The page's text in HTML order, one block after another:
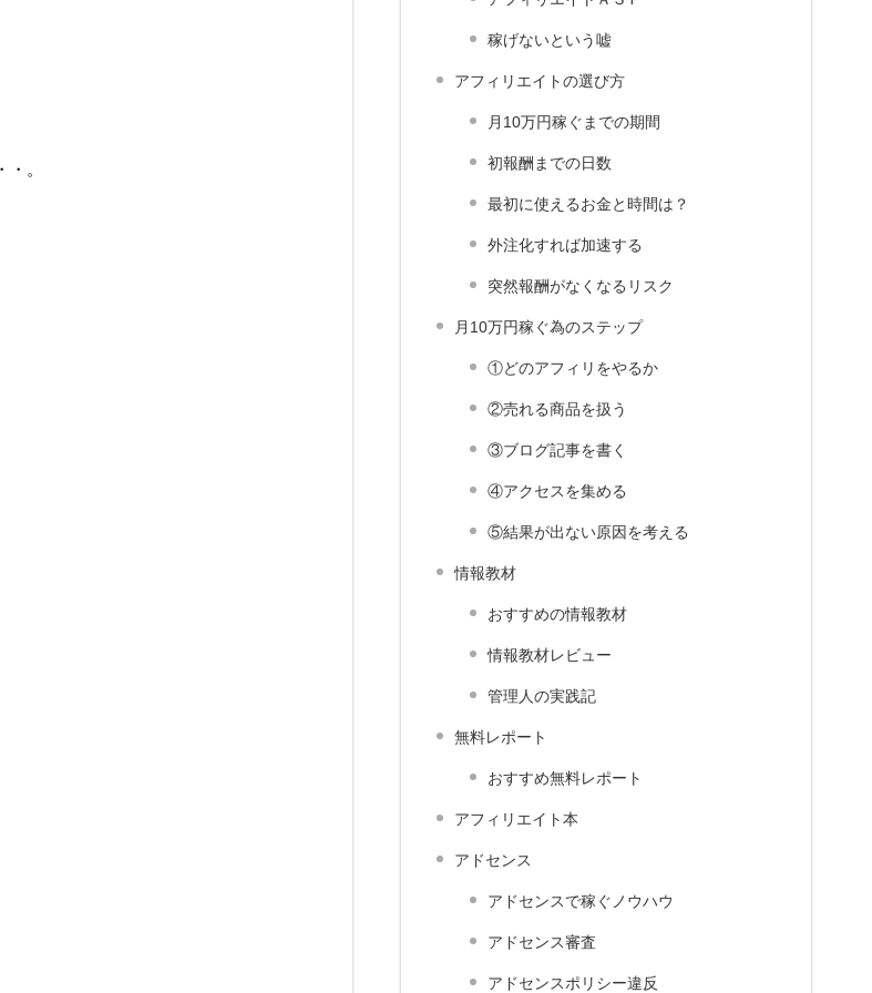
。
稼げないという嘘
アフィリエイトの選び方
月10万円稼ぐまでの期間
初報酬までの日数
最初に使えるお金と時間は？
外注化すれば加速する
突然報酬がなくなるリスク
月10万円稼ぐ為のステップ
①どのアフィリをやるか
②売れる商品を扱う
③ブログ記事を書く
④アクセスを集める
⑤結果が出ない原因を考える
情報教材
おすすめの情報教材
情報教材レビュー
管理人の実践記
無料レポート
おすすめ無料レポート
アフィリエイト本
アドセンス
アドセンスで稼ぐノウハウ
アドセンス審査
アドセンスポリシー違反